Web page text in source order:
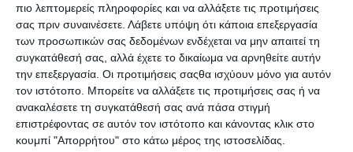
πιο λεπτομερείς πληροφορίες και να αλλάξετε τις προτιμήσεις
σας πριν συναινέσετε. Λάβετε υπόψη ότι κάποια επεξεργασία
των προσωπικών σας δεδομένων ενδέχεται να μην απαιτεί τη
συγκατάθεσή σας, αλλά έχετε το δικαίωμα να αρνηθείτε αυτήν
την επεξεργασία. Οι προτιμήσεις σαςθα ισχύουν μόνο για αυτόν
τον ιστότοπο. Μπορείτε να αλλάξετε τις προτιμήσεις σας ή να
ανακαλέσετε τη συγκατάθεσή σας ανά πάσα στιγμή
επιστρέφοντας σε αυτόν τον ιστότοπο και κάνοντας κλικ στο
κουμπί "Απορρήτου" στο κάτω μέρος της ιστοσελίδας.
Τεμάχια
συσκευασίας
4
Οι πελάτες που αγόρασαν αυτό το
προϊόν αγόρασαν επίσης